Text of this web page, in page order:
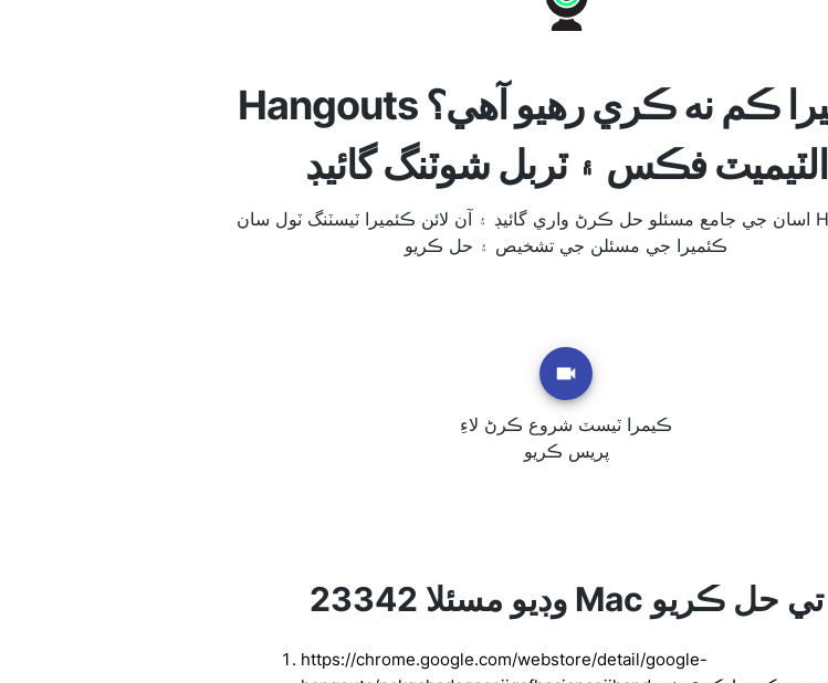
Hangouts ڪئميرا ڪم نه ڪري رهيو آهي؟
الٽيميٽ فڪس ۽ ٽربل شوٽنگ گائيڊ
اسان جي جامع مسئلو حل ڪرڻ واري گائيڊ ۽ آن لائن ڪئميرا ٽيسٽنگ ٽول سان Hangouts
ڪئميرا جي مسئلن جي تشخيص ۽ حل ڪريو
ڪيمرا ٽيسٽ شروع ڪرڻ لاءِ
پريس ڪريو
23342 وڊيو مسئلا Mac تي حل ڪريو
https://chrome.google.com/webstore/detail/google-